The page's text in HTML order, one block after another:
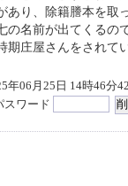
あり、除籍謄本を取
の名前が出てくるの
期庄屋さんをされて
年06月25日 14時46分
スワード